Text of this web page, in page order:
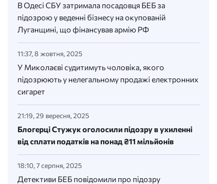
В Одесі СБУ затримала посадовця БЕБ за
підозрою у веденні бізнесу на окупованій
Луганщині, що фінансував армію РФ
11:37, 8 жовтня, 2025
У Миколаєві судитимуть чоловіка, якого
підозрюють у нелегальному продажі електронних
сигарет
21:19, 29 вересня, 2025
Блогерці Стужук оголосили підозру в ухиленні
від сплати податків на понад ₴11 мільйонів
18:10, 7 серпня, 2025
Детективи БЕБ повідомили про підозру